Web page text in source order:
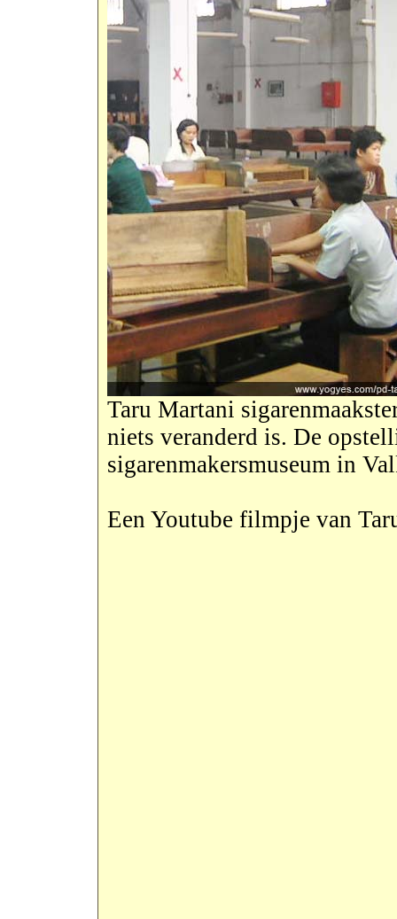
Taru Martani
niets veranderd is. De
sigarenmakersmuseum in
Een Youtube filmpje van